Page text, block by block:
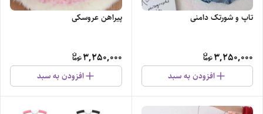
تاپ و شورتک دامنی
3,250,000
افزودن به سبد
پیراهن عروسکی
3,250,000
افزودن به سبد